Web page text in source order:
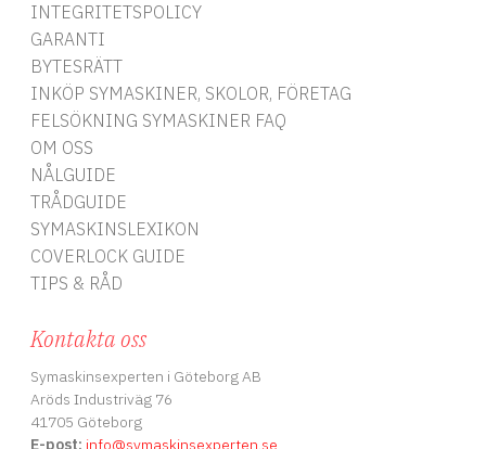
INTEGRITETSPOLICY
GARANTI
BYTESRÄTT
INKÖP SYMASKINER, SKOLOR, FÖRETAG
FELSÖKNING SYMASKINER FAQ
OM OSS
NÅLGUIDE
TRÅDGUIDE
SYMASKINSLEXIKON
COVERLOCK GUIDE
TIPS & RÅD
Kontakta oss
Symaskinsexperten i Göteborg AB
Aröds Industriväg 76
41705 Göteborg
E-post: info@symaskinsexperten.se